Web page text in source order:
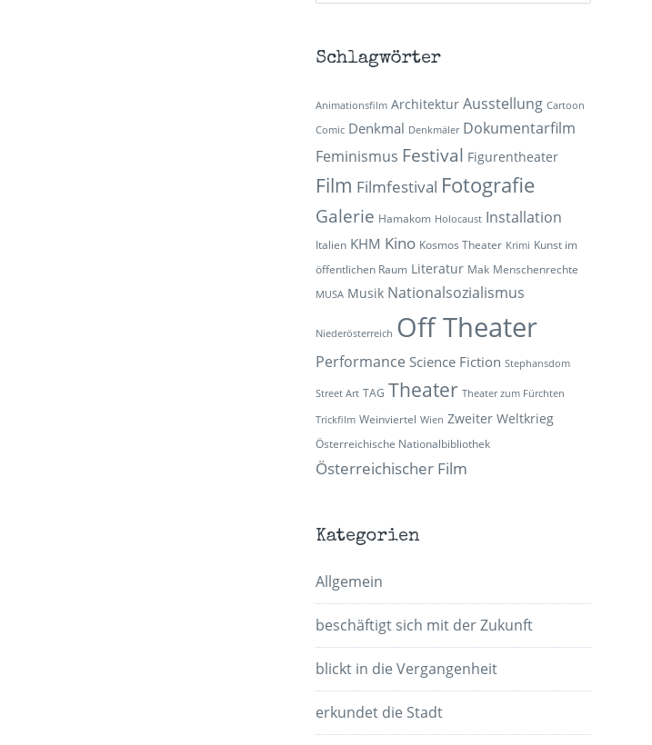
Schlagwörter
Animationsfilm Architektur Ausstellung Cartoon
Comic Denkmal Denkmäler Dokumentarfilm
Feminismus Festival Figurentheater
Film Filmfestival Fotografie
Galerie Hamakom Holocaust Installation
Italien KHM Kino Kosmos Theater Krimi Kunst im
öffentlichen Raum Literatur Mak Menschenrechte
MUSA Musik Nationalsozialismus
Niederösterreich Off Theater
Performance Science Fiction Stephansdom
Street Art TAG Theater Theater zum Fürchten
Trickfilm Weinviertel Wien Zweiter Weltkrieg
Österreichische Nationalbibliothek
Österreichischer Film
Kategorien
Allgemein
beschäftigt sich mit der Zukunft
blickt in die Vergangenheit
erkundet die Stadt